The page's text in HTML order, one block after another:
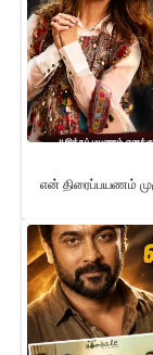
என் திரைப்பயணம்